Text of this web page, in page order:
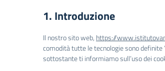
1. Introduzione
Il nostro sito web, https://
comodità tutte le tecnologie sono definite
sottostante ti informiamo sull’uso dei